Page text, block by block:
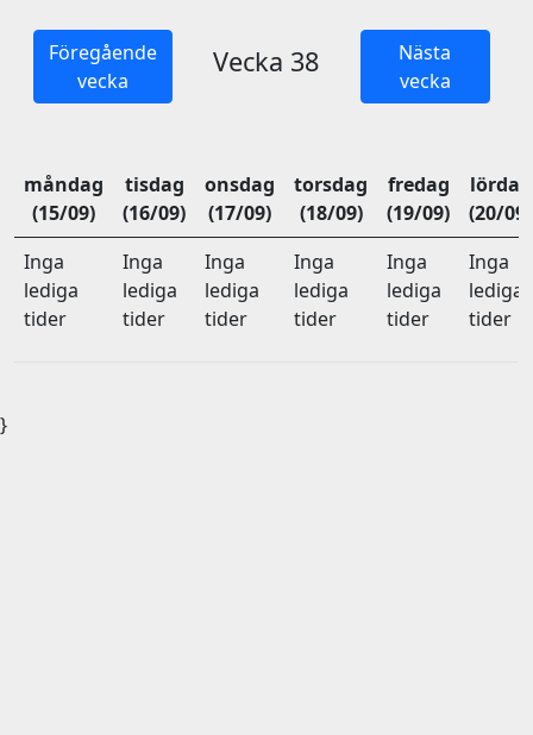
Föregående
vecka
Vecka 38
Nästa
vecka
måndag
(15/09)
tisdag
(16/09)
onsdag
(17/09)
torsdag
(18/09)
fredag
(19/09)
lördag
(20/09)
Inga
lediga
tider
Inga
lediga
tider
Inga
lediga
tider
Inga
lediga
tider
Inga
lediga
tider
Inga
lediga
tider
}